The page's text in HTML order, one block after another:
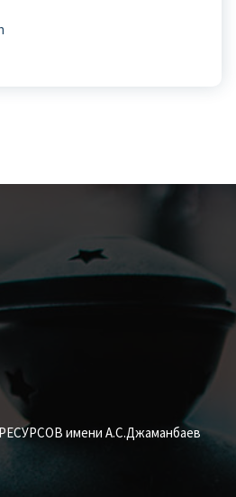
имени А.С.Джаманбаев